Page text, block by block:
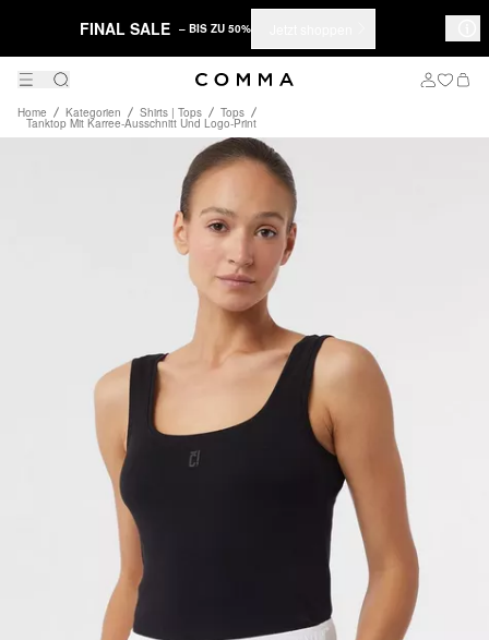
FINAL SALE – BIS ZU 50%
Home Kategorien Shirts | Tops Tops
Tanktop Mit Karree-Ausschnitt Und Logo-Print